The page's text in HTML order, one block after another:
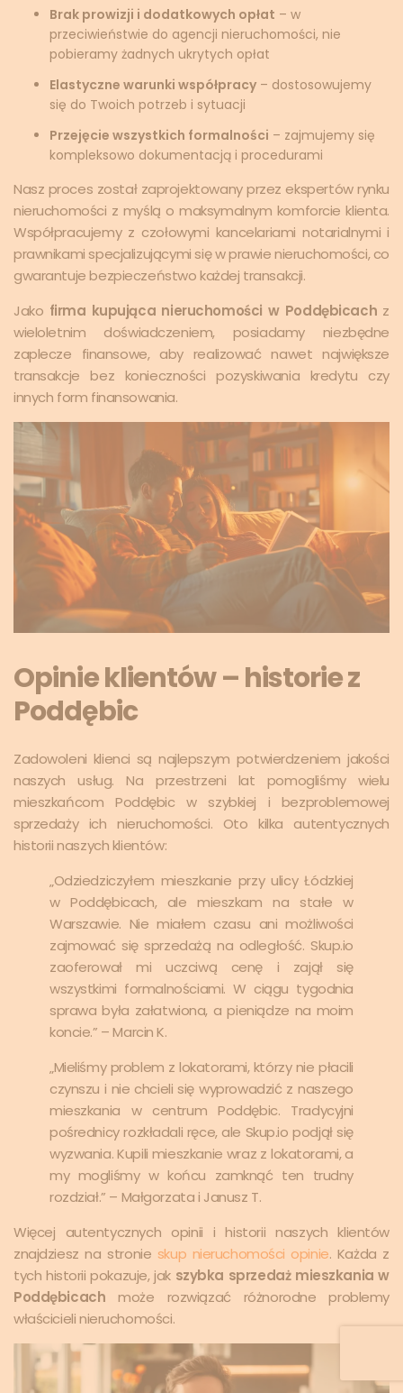
Brak prowizji i dodatkowych opłat – w
przeciwieństwie do agencji nieruchomości, nie
pobieramy żadnych ukrytych opłat
Elastyczne warunki współpracy – dostosowujemy
się do Twoich potrzeb i sytuacji
Przejęcie wszystkich formalności – zajmujemy się
kompleksowo dokumentacją i procedurami
Nasz proces został zaprojektowany przez ekspertów rynku
nieruchomości z myślą o maksymalnym komforcie klienta.
Współpracujemy z czołowymi kancelariami notarialnymi i
prawnikami specjalizującymi się w prawie nieruchomości, co
gwarantuje bezpieczeństwo każdej transakcji.
Jako firma kupująca nieruchomości w Poddębicach z
wieloletnim doświadczeniem, posiadamy niezbędne
zaplecze finansowe, aby realizować nawet największe
transakcje bez konieczności pozyskiwania kredytu czy
innych form finansowania.
Opinie klientów – historie z
Poddębic
Zadowoleni klienci są najlepszym potwierdzeniem jakości
naszych usług. Na przestrzeni lat pomogliśmy wielu
mieszkańcom Poddębic w szybkiej i bezproblemowej
sprzedaży ich nieruchomości. Oto kilka autentycznych
historii naszych klientów:
„Odziedziczyłem mieszkanie przy ulicy Łódzkiej
w Poddębicach, ale mieszkam na stałe w
Warszawie. Nie miałem czasu ani możliwości
zajmować się sprzedażą na odległość. Skup.io
zaoferował mi uczciwą cenę i zajął się
wszystkimi formalnościami. W ciągu tygodnia
sprawa była załatwiona, a pieniądze na moim
koncie.” – Marcin K.
„Mieliśmy problem z lokatorami, którzy nie płacili
czynszu i nie chcieli się wyprowadzić z naszego
mieszkania w centrum Poddębic. Tradycyjni
pośrednicy rozkładali ręce, ale Skup.io podjął się
wyzwania. Kupili mieszkanie wraz z lokatorami, a
my mogliśmy w końcu zamknąć ten trudny
rozdział.” – Małgorzata i Janusz T.
Więcej autentycznych opinii i historii naszych klientów
znajdziesz na stronie skup nieruchomości opinie. Każda z
tych historii pokazuje, jak szybka sprzedaż mieszkania w
Poddębicach może rozwiązać różnorodne problemy
właścicieli nieruchomości.